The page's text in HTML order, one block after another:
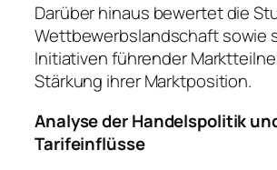
Darüber hinaus bewertet die
Wettbewerbslandschaft sowie
Initiativen führender
Stärkung ihrer Marktposition.
Analyse der Handelspolitik
Tarifeinflüsse